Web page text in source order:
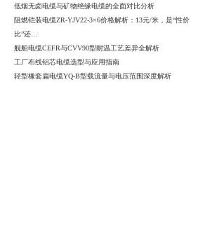
低烟无卤电缆与矿物绝缘电缆的全面对比分析
阻燃铠装电缆ZR-YJV22-3×6价格解析：13元/米，是“性价
比”还…
舰船电缆CEFR与CVV90型耐温工艺差异全解析
工厂布线铝芯电缆选型与应用指南
轻型橡套扁电缆YQ-B型载流量与电压范围深度解析